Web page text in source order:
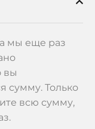
мы еще раз
вы
сумму. Только
всю сумму,